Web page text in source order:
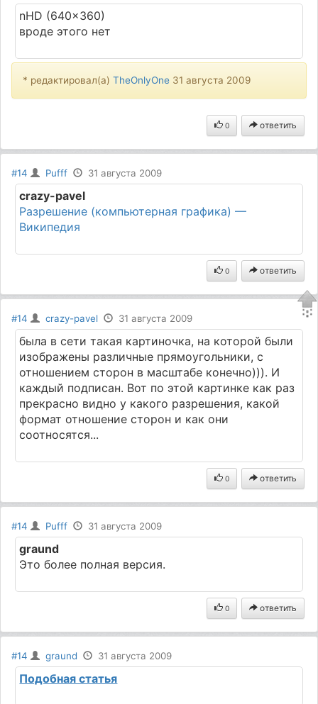
nHD (640x360)
вроде этого нет
* редактировал(а)TheOnlyOne 31 августа 2009
0 ответить
#14 Pufff 31 августа 2009
crazy-pavel
Разрешение (компьютерная графика) —
Википедия
0 ответить
#14 crazy-pavel 31 августа 2009
была в сети такая картиночка, на которой были
изображены различные прямоугольники, с
отношением сторон в масштабе конечно))). И
каждый подписан. Вот по этой картинке как раз
прекрасно видно у какого разрешения, какой
формат отношение сторон и как они
соотносятся...
0 ответить
#14 Pufff 31 августа 2009
graund
Это более полная версия.
0 ответить
#14 graund 31 августа 2009
Подобная статья